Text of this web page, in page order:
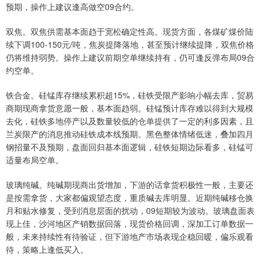
预期，操作上建议逢高做空09合约。
双焦。双焦供需基本面趋于宽松确定性高。现货方面，各煤矿煤价陆
续下调100-150元/吨，焦炭提降落地，甚至预计继续提降，双焦价格
仍将维持弱势。操作上建议前期空单继续持有，仍可逢反弹布局09合
约空单。
铁合金。硅锰库存继续累积超15%，硅铁受限产影响小幅去库，贸易
商期现商拿货意愿一般，基本面趋弱。硅锰预计库存难以得到大规模
去化，硅铁多地停产以及数量较低的仓单提供了一定的利多因素，且
兰炭限产的消息推动硅铁成本线预期。黑色整体情绪低迷，叠加四月
钢招量不及预期，盘面回归基本面逻辑，硅铁短期边际看多，硅锰可
适量布局空单。
玻璃纯碱。纯碱期现商出货增加，下游的话拿货积极性一般，主要还
是按需拿货，大家都偏观望态度，重质碱去库明显。近期纯碱移仓换
月和贴水修复，受到消息层面的扰动，09短期较为波动。玻璃盘面表
现上佳，沙河地区产销数据回落，现货价格回调，深加工订单数据一
般，未来持续性有待验证，但下游地产市场表现企稳回暖，偏乐观看
待，策略上逢低买入。